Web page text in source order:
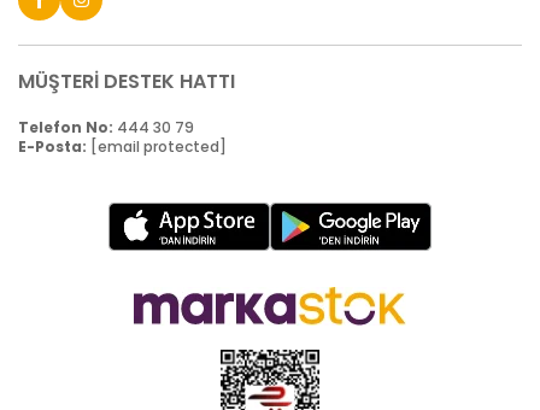
MÜŞTERİ DESTEK HATTI
Telefon No: 444 30 79
E-Posta: [email protected]